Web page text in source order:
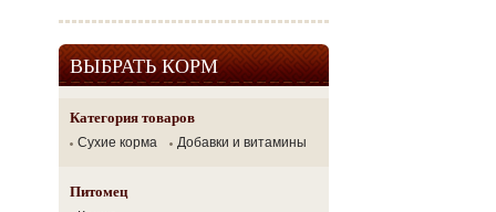
ВЫБРАТЬ КОРМ
Категория товаров
Сухие корма Добавки и витамины
Питомец